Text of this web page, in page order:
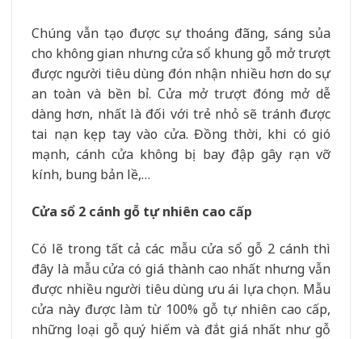
Chúng vẫn tạo được sự thoáng đãng, sáng sủa
cho không gian nhưng cửa sổ khung gỗ mở trượt
được người tiêu dùng đón nhận nhiều hơn do sự
an toàn và bền bỉ. Cửa mở trượt đóng mở dễ
dàng hơn, nhất là đối với trẻ nhỏ sẽ tránh được
tai nạn kẹp tay vào cửa. Đồng thời, khi có gió
mạnh, cánh cửa không bị bay đập gây rạn vỡ
kính, bung bản lề,…
Cửa sổ 2 cánh gỗ tự nhiên cao cấp
Có lẽ trong tất cả các mẫu cửa sổ gỗ 2 cánh thì
đây là mẫu cửa có giá thành cao nhất nhưng vẫn
được nhiều người tiêu dùng ưu ái lựa chọn. Mẫu
cửa này được làm từ 100% gỗ tự nhiên cao cấp,
những loại gỗ quý hiếm và đắt giá nhất như gỗ